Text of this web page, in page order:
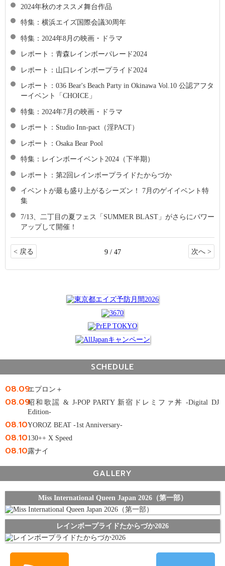
2024年秋のオススメ舞台作品
特集：横浜エイズ国際会議30周年
特集：2024年8月の映画・ドラマ
レポート：青森レインボーパレード2024
レポート：山口レインボープライド2024
レポート：036 Bear's Beach Party in Okinawa Vol.10 公認アフタ
ーイベント「CHOICE」
特集：2024年7月の映画・ドラマ
レポート：Studio Inn-pact（淫PACT）
レポート：Osaka Bear Pool
特集：レインボーイベント2024（下半期）
レポート：第2回レインボープライドたからづか
イベントが最も盛り上がるシーズン！ 7月のゲイイベント特
集
7/13、二丁目の夏フェス「SUMMER BLAST」がさらにパワー
アップして開催！
< 戻る 9 / 47 次へ >
SCHEDULE
08.09エプロン＋
08.09昭和歌謡 & J-POP PARTY 新宿ドレミファ丼 -Digital DJ
Edition-
08.10YOROZ BEAT -1st Anniversary-
08.10130++ X Speed
08.10露ナイ
GALLERY
Miss International Queen Japan 2026（第一部）
レインボープライドたからづか2026